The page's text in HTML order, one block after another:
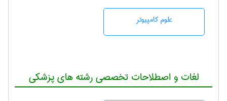
علوم کامپیوتر
لغات و اصطلاحات تخصصی رشته های پزشکی